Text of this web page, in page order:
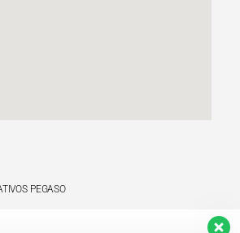
PEGASO